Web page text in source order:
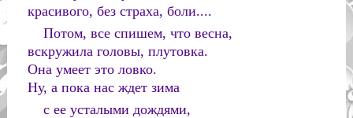
красивого, без страха, боли....
Потом, все спишем, что весна,
вскружила головы, плутовка.
Она умеет это ловко.
Ну, а пока нас ждет зима
с ее усталыми дождями,